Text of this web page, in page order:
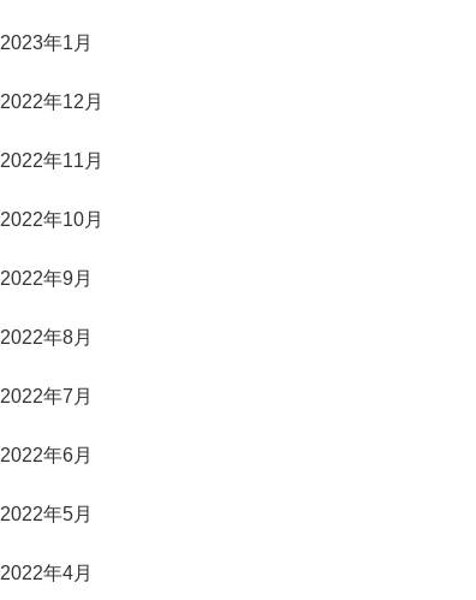
2023年1月
2022年12月
2022年11月
2022年10月
2022年9月
2022年8月
2022年7月
2022年6月
2022年5月
2022年4月